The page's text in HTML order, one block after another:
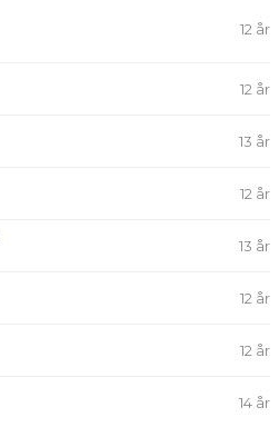
12 år
12 år
13 år
12 år
13 år
12 år
12 år
14 år